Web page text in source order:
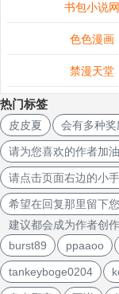
书包小说网
色色漫画
禁漫天堂
热门标签
皮皮夏 会有多种奖
请为您喜欢的作
请点击页面右边
希望在回复那里留
建议都会成为作者创
burst89
ppaaoo
tankeyboge0204